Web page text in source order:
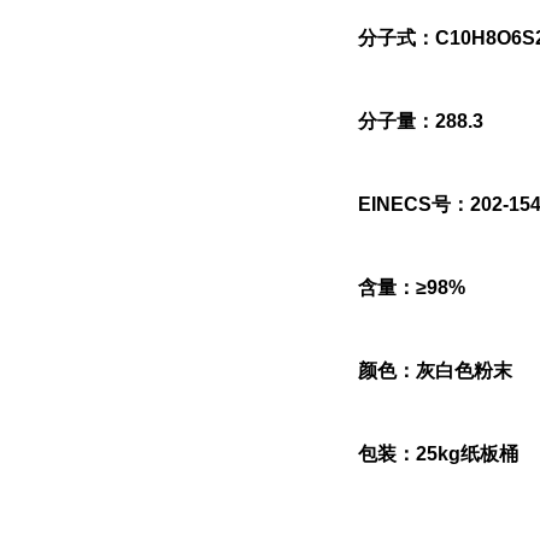
分子式：
分子量：288.3
EINECS号：202-
含量：≥98%
颜色：灰白色粉末
包装：25kg纸板桶